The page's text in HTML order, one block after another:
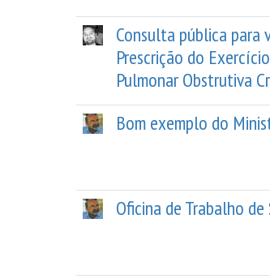
Consulta pública para
Prescrição do
Pulmonar Obstrutiva
Bom exemplo do
Oficina de Trabalho